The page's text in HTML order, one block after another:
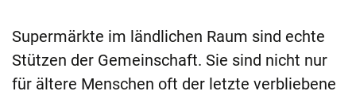
Supermärkte im ländlichen Raum sind echte
Stützen der Gemeinschaft. Sie sind nicht nur
für ältere Menschen oft der letzte verbliebene